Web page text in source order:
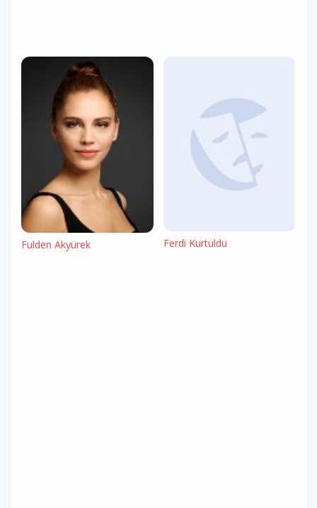
Fulden Akyürek Ferdi Kurtuldu